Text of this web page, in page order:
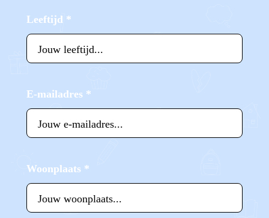
Leeftijd *
E-mailadres *
Woonplaats *